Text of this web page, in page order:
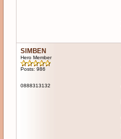
SIMBEN
Hero Member
Posts: 986
0888313132